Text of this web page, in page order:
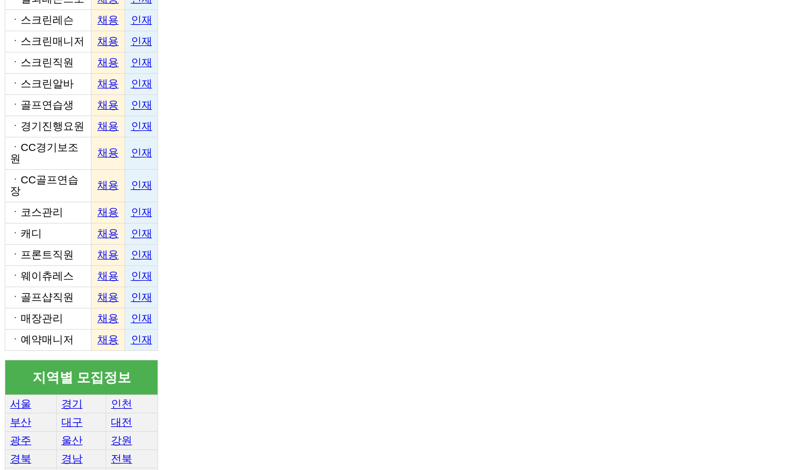
ㆍ 스크린레슨 채용
인재
ㆍ 스크린매니저 채용
인재
ㆍ 스크린직원 채용
인재
ㆍ 스크린알바 채용
인재
ㆍ 골프연습생 채용
인재
ㆍ 경기진행요원 채용
인재
ㆍ CC경기보조
원
채용 인재
ㆍ CC골프연습
장
채용 인재
ㆍ 코스관리 채용
인재
ㆍ 캐디 채용
인재
ㆍ 프론트직원 채용
인재
ㆍ 웨이츄레스 채용
인재
ㆍ 골프샵직원 채용
인재
ㆍ 매장관리 채용
인재
ㆍ 예약매니저 채용 인재
지역별 모집정보
서울 경기
인천
부산
대구
대전
광주
울산
강원
경북
경남
전북